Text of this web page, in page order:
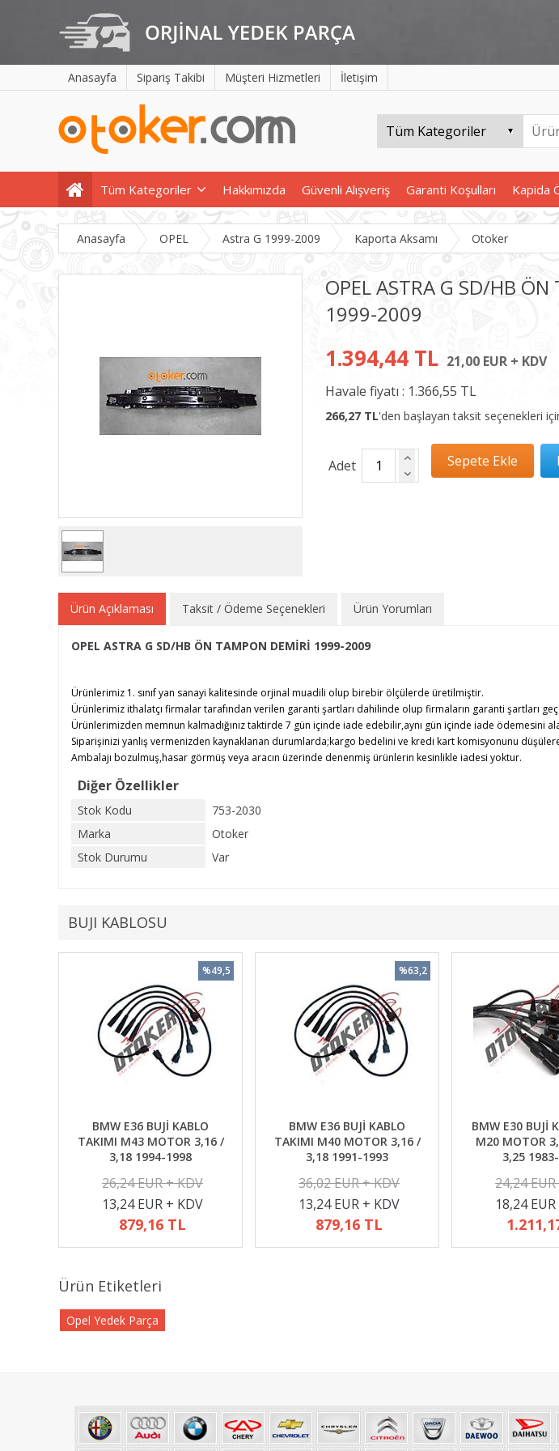
Anasayfa Sipariş Takibi Müşteri Hizmetleri İletişim
Tüm Kategoriler Hakkımızda Güvenli Alışveriş Garanti Koşulları Kapida
Anasayfa OPEL Astra G 1999-2009 Kaporta Aksamı Otoker
OPEL ASTRA G SD/HB
1999-2009
1.394,44 TL 21,00 EUR + KDV
Havale fiyatı : 1.366,55 TL
266,27 TL'den başlayan taksit seçenekleri
Adet
Ürün Açıklaması Taksit / Ödeme Seçenekleri Ürün Yorumları
OPEL ASTRA G SD/HB ÖN TAMPON DEMİRİ 1999-2009
Ürünlerimiz 1. sınıf yan sanayi kalitesinde orjinal muadili olup birebir ölçülerde üretilmiştir.
Ürünlerimiz ithalatçı firmalar tarafından verilen garanti şartları dahilinde olup firmaların garanti şartları
Ürünlerimizden memnun kalmadığınız taktirde 7 gün içinde iade edebilir,aynı gün içinde iade ödemesini
Siparişinizi yanlış vermenizden kaynaklanan durumlarda;kargo bedelini ve kredi kart komisyonunu
Ambalajı bozulmuş,hasar görmüş veya aracın üzerinde denenmiş ürünlerin kesinlikle iadesi yoktur.
Diğer Özellikler
Stok Kodu
753-2030
Marka
Otoker
Stok Durumu
Var
BUJI KABLOSU
BMW E36 BUJİ KABLO
TAKIMI M43 MOTOR 3,16 /
3,18 1994-1998
26,24 EUR + KDV
13,24 EUR + KDV
879,16 TL
%49,5
BMW E36 BUJİ KABLO
TAKIMI M40 MOTOR 3,16 /
3,18 1991-1993
36,02 EUR + KDV
13,24 EUR + KDV
879,16 TL
%63,2
BMW E30 BUJİ
M20 MOTOR
3,25
24,24
18,24
Ürün Etiketleri
Opel Yedek Parça